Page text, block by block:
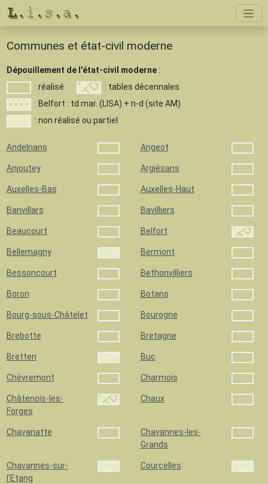
Communes et état-civil moderne
Dépouillement de l'état-civil moderne:
: réalisé
: tables décennales
: Belfort : td mar. (LISA) + n-d (site AM)
: non réalisé ou partiel
Andelnans Angeot
Anjoutey Argiésans
Auxelles-Bas Auxelles-Haut
Banvillars Bavilliers
Beaucourt Belfort
Bellemagny Bermont
Bessoncourt Bethonvilliers
Boron Botans
Bourg-sous-Châtelet Bourogne
Brebotte Bretagne
Bretten Buc
Chèvremont Charmois
Châtenois-les-
Forges
Chaux
Chavanatte
Chavannes-les-
Grands
Chavannes-sur-
l'Etang
Courcelles